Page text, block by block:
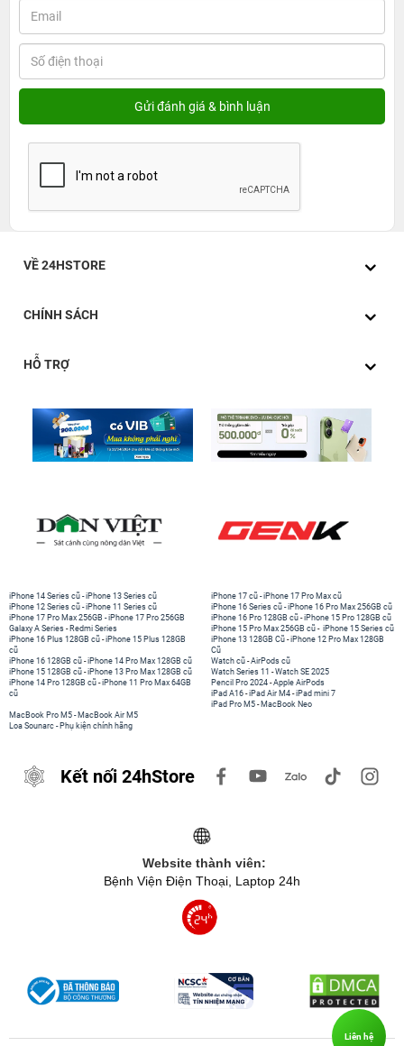
VỀ 24HSTORE
CHÍNH SÁCH
HỖ TRỢ
iPhone 14 Series cũ -iPhone 13 Series cũ
iPhone 12 Series cũ -iPhone 11 Series cũ
iPhone 17 Pro Max 256GB -iPhone 17 Pro 256GB
Galaxy A Series - Redmi Series
iPhone 17 cũ -iPhone 17 Pro Max cũ
iPhone 16 Series cũ - iPhone 16 Pro Max 256GB cũ
iPhone 16 Pro 128GB cũ -iPhone 15 Pro 128GB cũ
iPhone 15 Pro Max 256GB cũ - iPhone 15 Series cũ
iPhone 16 Plus 128GB cũ -iPhone 15 Plus 128GB
cũ
iPhone 16 128GB cũ -iPhone 14 Pro Max 128GB cũ
iPhone 15 128GB cũ -iPhone 13 Pro Max 128GB cũ
iPhone 14 Pro 128GB cũ -iPhone 11 Pro Max 64GB
cũ
iPhone 13 128GB Cũ -iPhone 12 Pro Max 128GB
Cũ
Watch cũ -AirPods cũ
Watch Series 11 -Watch SE 2025
Pencil Pro 2024 -Apple AirPods
iPad A16 -iPad Air M4 -iPad mini 7
iPad Pro M5 - MacBook Neo
MacBook Pro M5 - MacBook Air M5
Loa Sounarc - Phụ kiện chính hãng
Kết nối 24hStore
Website thành viên:
Bệnh Viện Điện Thoại, Laptop 24h
Liên hệ